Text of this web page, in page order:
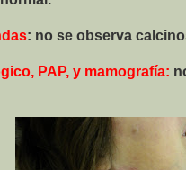
: no se observa
PAP, y mamografía: